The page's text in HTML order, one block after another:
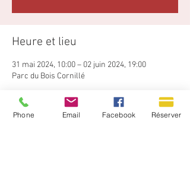
Heure et lieu
31 mai 2024, 10:00 – 02 juin 2024, 19:00
Parc du Bois Cornillé
À propos de l'événement
Phone Email Facebook Réserver